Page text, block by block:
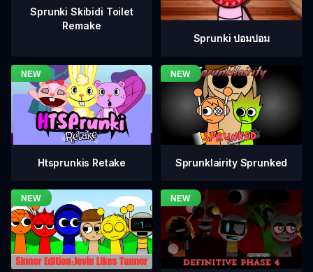
Sprunki Skibidi Toilet
Remake
Sprunki ปอมปอม
Htsprunkis Retake Sprunklairity Sprunked